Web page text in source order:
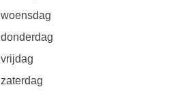
woensdag
donderdag
vrijdag
zaterdag